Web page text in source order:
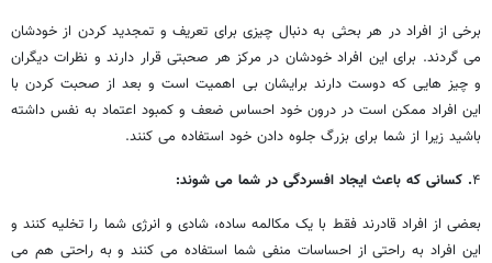
برخی از افراد در هر بحثی به دنبال چیزی برای تعریف و تمجدید کردن از خودشان
می ‎گردند. برای این افراد خودشان در مرکز هر صحبتی قرار دارند و نظرات دیگران
و چیز هایی که دوست دارند برایشان بی اهمیت است و بعد از صحبت کردن با
این افراد ممکن است در درون خود احساس ضعف و کمبود اعتماد به نفس داشته
باشید زیرا از شما برای بزرگ جلوه دادن خود استفاده می ‎کنند.
۴. کسانی که باعث ایجاد افسردگی در شما می ‎شوند:
بعضی از افراد قادرند فقط با یک مکالمه ساده، شادی و انرژی شما را تخلیه کنند و
این افراد به راحتی از احساسات منفی شما استفاده می ‎کنند و به راحتی هم می